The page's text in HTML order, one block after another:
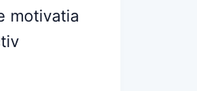
motivatia